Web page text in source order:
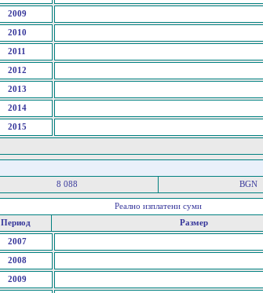
2009
2010
2011
2012
2013
2014
2015
8 088 BGN
Реално изплатени суми
Период
Размер
2007
2008
2009